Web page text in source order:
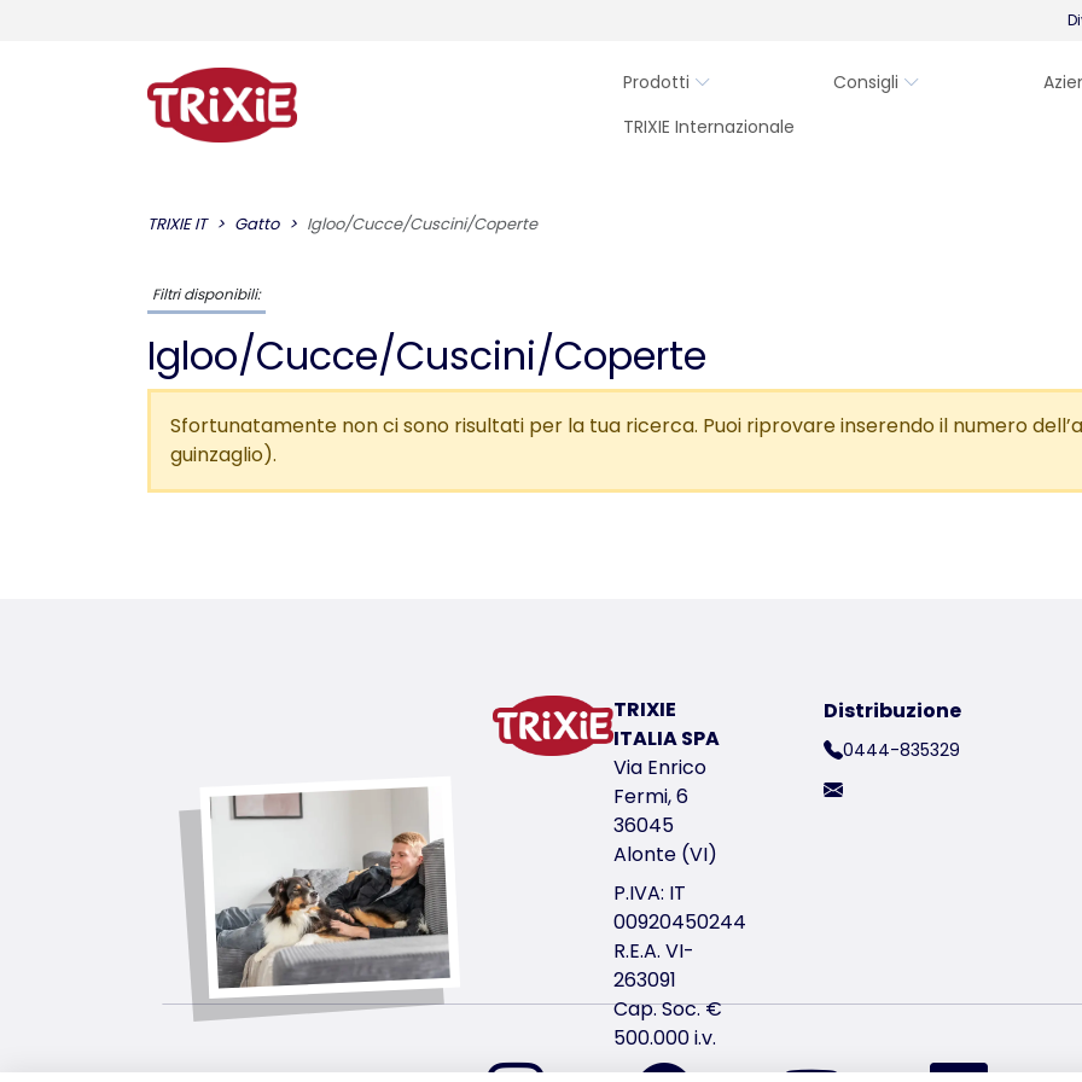
Prodotti Consigli
TRIXIE Internazionale
TRIXIE IT Gatto Igloo/Cucce/Cuscini/Coperte
Filtri disponibili:
Igloo/Cucce/Cuscini/Coperte
Sfortunatamente non ci sono risultati per la tua ricerca. Puoi riprovare inserendo il numero
guinzaglio).
TRIXIE
ITALIA SPA
Via Enrico
Fermi, 6
36045
Alonte (VI)
P.IVA: IT
00920450244
R.E.A. VI-
263091
Cap. Soc. €
500.000 i.v.
Distribuzione
0444-835329
ci trovi su Instagramci trovi su Facebookci trovi su YouTubeci